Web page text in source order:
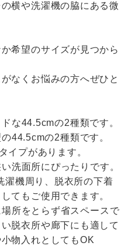
横や洗濯機の脇にある微
希望のサイズが見つから
なくお悩みの方へぜひと
な44.5cmの2種類です。
44.5cmの2種類です。
イプがあります。
洗面所にぴったりです。
濯機周り、脱衣所の下着
てもご使用できます。
所をとらず省スペースで
脱衣所や廊下にも適して
物入れとしてもOK